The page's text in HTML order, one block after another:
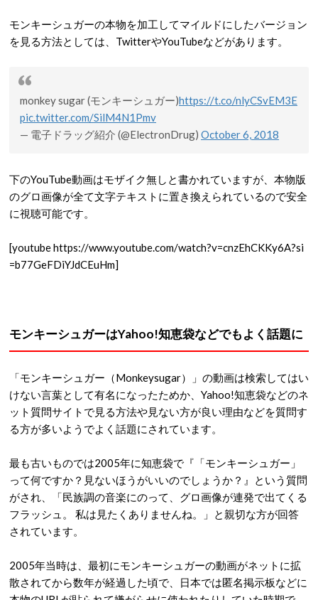
モンキーシュガーの本物を加工してマイルドにしたバージョン
を見る方法としては、TwitterやYouTubeなどがあります。
monkey sugar (モンキーシュガー)https://t.co/nlyCSvEM3E
pic.twitter.com/SilM4N1Pmv
— 電子ドラッグ紹介 (@ElectronDrug) October 6, 2018
下のYouTube動画はモザイク無しと書かれていますが、本物版
のグロ画像が全て文字テキストに置き換えられているので安全
に視聴可能です。
[youtube https://www.youtube.com/watch?v=cnzEhCKKy6A?si
=b77GeFDiYJdCEuHm]
モンキーシュガーはYahoo!知恵袋などでもよく話題に
「モンキーシュガー（Monkeysugar）」の動画は検索してはい
けない言葉として有名になったためか、Yahoo!知恵袋などのネ
ット質問サイトで見る方法や見ない方が良い理由などを質問す
る方が多いようでよく話題にされています。
最も古いものでは2005年に知恵袋で『「モンキーシュガー」
って何ですか？見ないほうがいいのでしょうか？』という質問
がされ、「民族調の音楽にのって、グロ画像が連発で出てくる
フラッシュ。 私は見たくありませんね。」と親切な方が回答
されています。
2005年当時は、最初にモンキーシュガーの動画がネットに拡
散されてから数年が経過した頃で、日本では匿名掲示板などに